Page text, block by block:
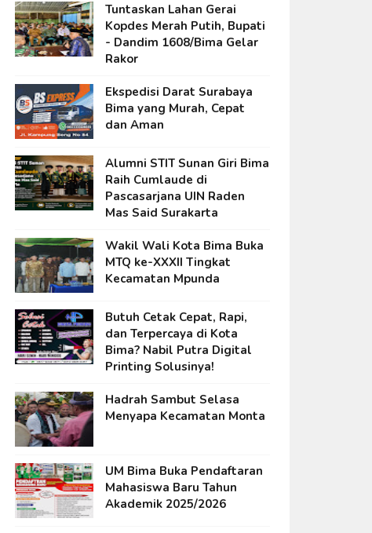
Tuntaskan Lahan Gerai
Kopdes Merah Putih, Bupati
- Dandim 1608/Bima Gelar
Rakor
Ekspedisi Darat Surabaya
Bima yang Murah, Cepat
dan Aman
Alumni STIT Sunan Giri Bima
Raih Cumlaude di
Pascasarjana UIN Raden
Mas Said Surakarta
Wakil Wali Kota Bima Buka
MTQ ke-XXXII Tingkat
Kecamatan Mpunda
Butuh Cetak Cepat, Rapi,
dan Terpercaya di Kota
Bima? Nabil Putra Digital
Printing Solusinya!
Hadrah Sambut Selasa
Menyapa Kecamatan Monta
UM Bima Buka Pendaftaran
Mahasiswa Baru Tahun
Akademik 2025/2026